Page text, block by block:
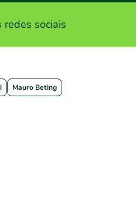
redes sociais
Mauro Beting